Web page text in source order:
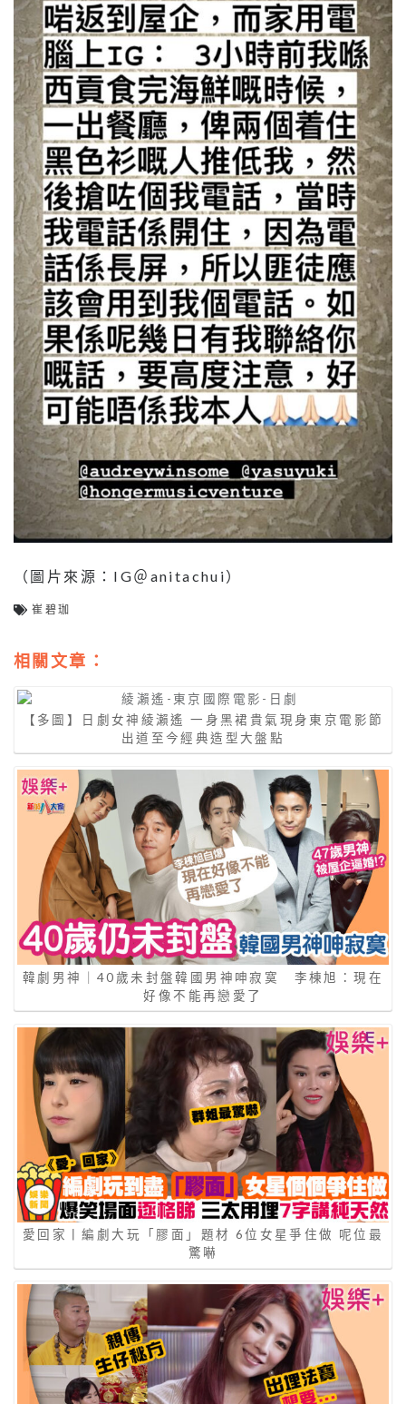
（圖片來源：IG＠anitachui）
崔碧珈
相關文章：
【多圖】日劇女神綾瀨遙 一身黑裙貴氣現身東京電影節
出道至今經典造型大盤點
韓劇男神｜40歲未封盤韓國男神呻寂寞 李棟旭：現在
好像不能再戀愛了
愛回家丨編劇大玩「膠面」題材 6位女星爭住做 呢位最
驚嚇